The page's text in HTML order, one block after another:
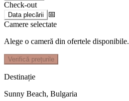
Check-out
Data plecării
📅
Camere selectate
Alege o cameră din ofertele disponibile.
Verifică prețurile
Destinație
Sunny Beach, Bulgaria